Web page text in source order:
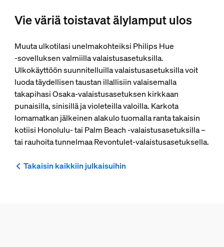
Vie väriä toistavat älylamput ulos
Muuta ulkotilasi unelmakohteiksi Philips Hue
‑sovelluksen valmiilla valaistusasetuksilla.
Ulkokäyttöön suunnitelluilla valaistusasetuksilla voit
luoda täydellisen taustan illallisiin valaisemalla
takapihasi Osaka-valaistusasetuksen kirkkaan
punaisilla, sinisillä ja violeteilla valoilla. Karkota
lomamatkan jälkeinen alakulo tuomalla ranta takaisin
kotiisi Honolulu- tai Palm Beach ‑valaistusasetuksilla –
tai rauhoita tunnelmaa Revontulet-valaistusasetuksella.
Takaisin kaikkiin julkaisuihin